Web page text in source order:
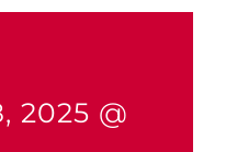
2025 @